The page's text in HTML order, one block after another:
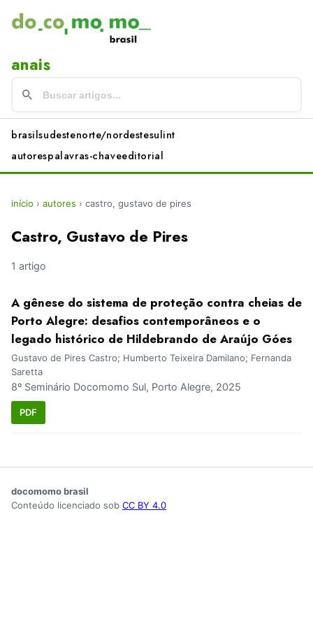
anais
brasilsudestenorte/nordestesulint
autorespalavras-chaveeditorial
início › autores › castro, gustavo de pires
Castro, Gustavo de Pires
1 artigo
A gênese do sistema de proteção contra cheias de
Porto Alegre: desafios contemporâneos e o
legado histórico de Hildebrando de Araújo Góes
Gustavo de Pires Castro; Humberto Teixeira Damilano; Fernanda
Saretta
8º Seminário Docomomo Sul, Porto Alegre, 2025
PDF
docomomo brasil
Conteúdo licenciado sob CC BY 4.0